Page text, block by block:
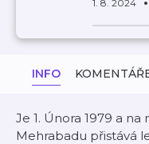
1. 8. 2024
INFO
Je 1. Února 1979 a
Mehrabadu přistává